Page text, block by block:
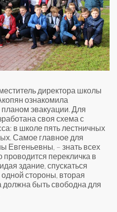
директора школы
ознакомила
эвакуации. Для
своя схема с
в школе пять лестничных
Самое главное для
Евгеньевны, – знать всех
проводится перекличка в
здание, спускаться
стороны, вторая
должна быть свободна для